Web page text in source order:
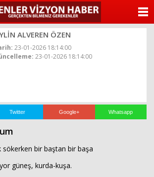
ALVEREN ÖZEN
23-01-2026 18:14:00
23-01-2026 18:14:00
Twitter Google+ Whatsapp
sökerken bir baştan bir başa
güneş, kurda-kuşa.
ANASAYFA
YAZARLAR